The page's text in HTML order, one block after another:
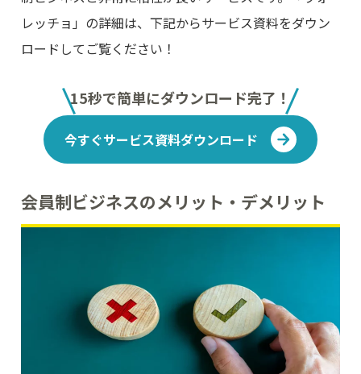
レッチョ」の詳細は、下記からサービス資料をダウン
ロードしてご覧ください！
15秒で簡単にダウンロード完了！
今すぐサービス資料ダウンロード
会員制ビジネスのメリット・デメリット